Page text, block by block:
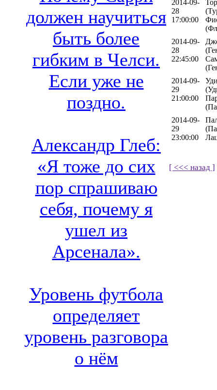
должен научиться
быть более
гибким в Челси.
Если уже не
поздно.
Александр Глеб:
«Я тоже до сих
пор спрашиваю
себя, почему я
ушел из
Арсенала».
Уровень футбола
определяет
уровень разговора
о нём
2014-09-
28
17:00:00
2014-09-
28
22:45:00
2014-09-
29
21:00:00
2014-09-
29
23:00:00
[ <<< назад ]